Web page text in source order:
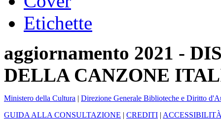
Etichette
aggiornamento 2021 -
DELLA CANZONE
Ministero della Cultura | Direzione Generale Biblioteche e Diritto
GUIDA ALLA CONSULTAZIONE | CREDITI |